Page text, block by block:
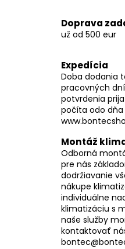
Doprava
už od 500 eur
Expedícia
Doba dodania
pracovných
potvrdenia
počíta odo
Montáž
Odborná
pre nás
dodržiavanie
nákupe
individuálne
klimatizáciu s
naše služby
kontaktovať